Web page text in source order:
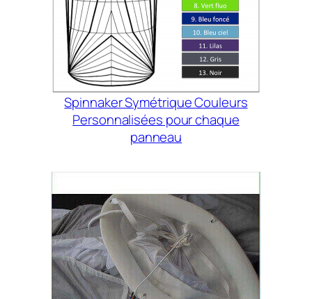
Spinnaker Symétrique Couleurs
Personnalisées pour chaque
panneau